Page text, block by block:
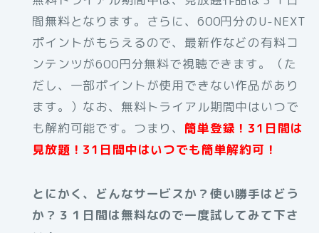
間無料となります。さらに、600円分のU-NEXT
ポイントがもらえるので、最新作などの有料コ
ンテンツが600円分無料で視聴できます。（た
だし、一部ポイントが使用できない作品があり
ます。）なお、無料トライアル期間中はいつで
も解約可能です。つまり、簡単登録！31日間は
見放題！31日間中はいつでも簡単解約可！
とにかく、どんなサービスか？使い勝手はどう
か？３１日間は無料なので一度試してみて下さ